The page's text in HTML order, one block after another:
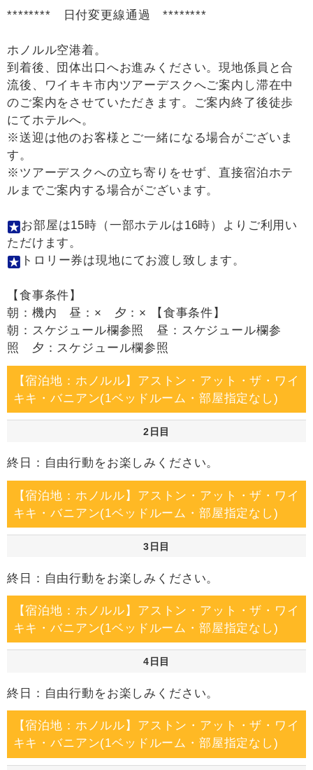
******** 日付変更線通過 ********
ホノルル空港着。
到着後、団体出口へお進みください。現地係員と合
流後、ワイキキ市内ツアーデスクへご案内し滞在中
のご案内をさせていただきます。ご案内終了後徒歩
にてホテルへ。
※送迎は他のお客様とご一緒になる場合がございま
す。
※ツアーデスクへの立ち寄りをせず、直接宿泊ホテ
ルまでご案内する場合がございます。
お部屋は15時（一部ホテルは16時）よりご利用い
ただけます。
トロリー券は現地にてお渡し致します。
【食事条件】
朝：機内 昼：× 夕：× 【食事条件】
朝：スケジュール欄参照 昼：スケジュール欄参
照 夕：スケジュール欄参照
【宿泊地：ホノルル】アストン・アット・ザ・ワイ
キキ・バニアン(1ベッドルーム・部屋指定なし)
2日目
終日：自由行動をお楽しみください。
【宿泊地：ホノルル】アストン・アット・ザ・ワイ
キキ・バニアン(1ベッドルーム・部屋指定なし)
3日目
終日：自由行動をお楽しみください。
【宿泊地：ホノルル】アストン・アット・ザ・ワイ
キキ・バニアン(1ベッドルーム・部屋指定なし)
4日目
終日：自由行動をお楽しみください。
【宿泊地：ホノルル】アストン・アット・ザ・ワイ
キキ・バニアン(1ベッドルーム・部屋指定なし)